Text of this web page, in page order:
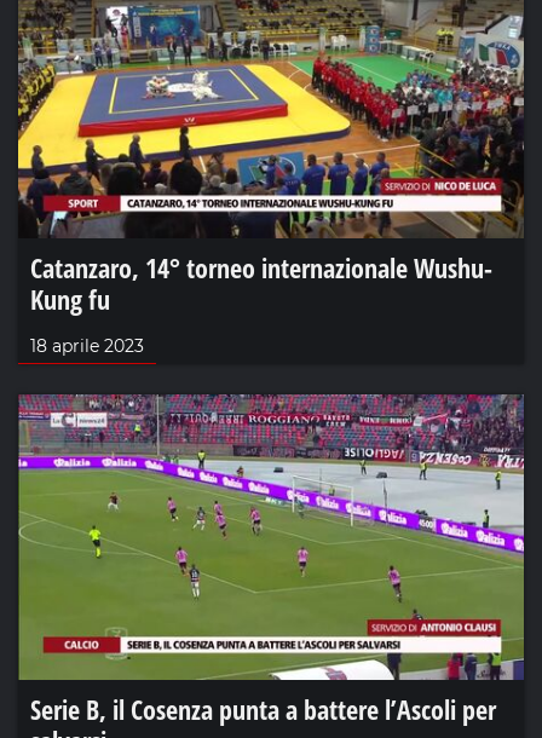
Catanzaro, 14° torneo internazionale Wushu-
Kung fu
18 aprile 2023
Serie B, il Cosenza punta a battere l’Ascoli per